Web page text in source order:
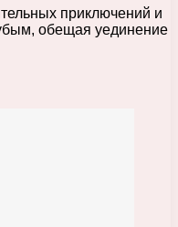
приключений и
обещая уединение